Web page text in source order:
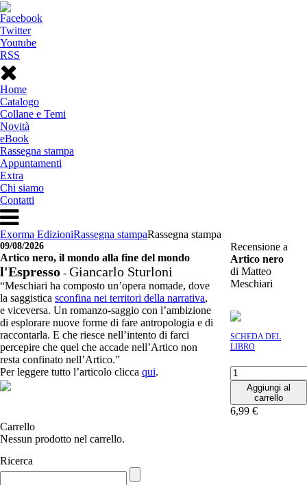
Facebook
Twitter
Youtube
RSS
Home
Catalogo
Collane e Temi
Novità
eBook
Rassegna stampa
Appuntamenti
Extra
Chi siamo
Contatti
Exorma EdizioniRassegna stampaRassegna stampa
09/08/2026
Artico nero, il mondo alla fine del mondo
l'Espresso - Giancarlo Sturloni
“Meschiari ha composto un’opera nomade, dove
la saggistica sconfina nei territori della narrativa,
e viceversa. Un romanzo-saggio con l’ambizione
di esplorare nuove forme di fare antropologia e di
raccontarla. E che riesce nell’intento di farci
percepire che quel che accade nell’Artico non
resta confinato nell’Artico.”
Per leggere tutto l’articolo clicca qui.
Recensione a
Artico nero
di Matteo
Meschiari
SCHEDA DEL
LIBRO
Artico
nero
quantità
Aggiungi al
carrello
6,99 €
Carrello
Nessun prodotto nel carrello.
Ricerca